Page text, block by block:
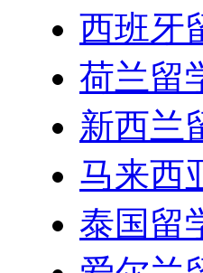
西班牙
荷兰留
新西兰
马来西
泰国留